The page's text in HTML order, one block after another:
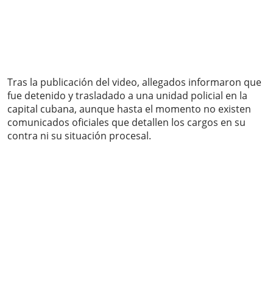
Tras la publicación del video, allegados informaron que
fue detenido y trasladado a una unidad policial en la
capital cubana, aunque hasta el momento no existen
comunicados oficiales que detallen los cargos en su
contra ni su situación procesal.